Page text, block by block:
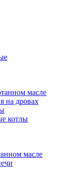
масле
на дровах
котлы
масле